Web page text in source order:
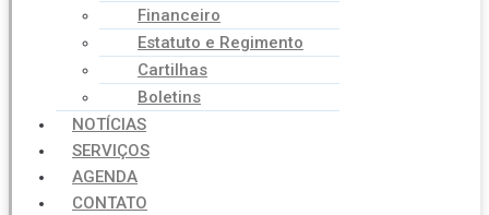
Financeiro
Estatuto e Regimento
Cartilhas
Boletins
NOTÍCIAS
SERVIÇOS
AGENDA
CONTATO